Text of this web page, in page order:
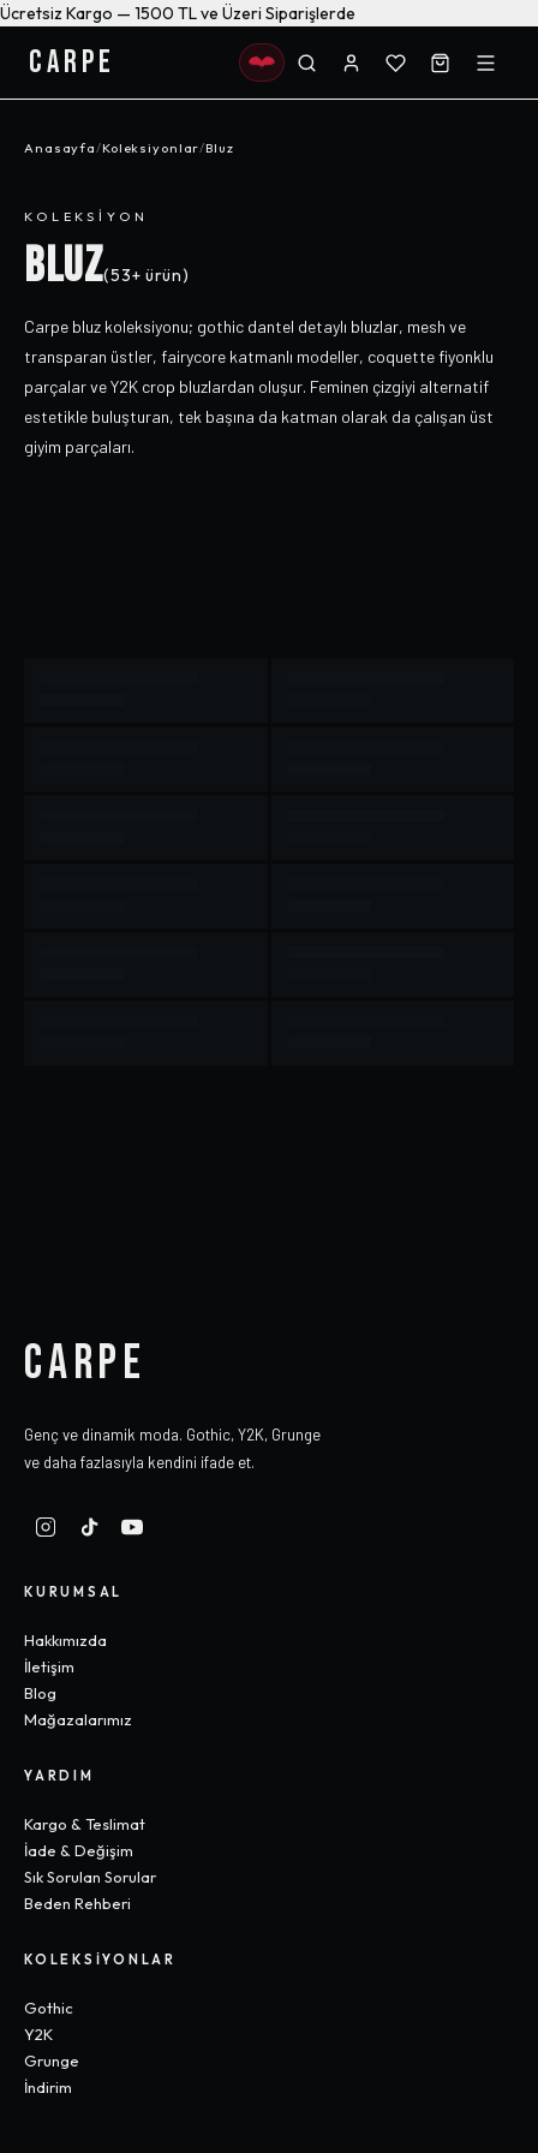
Ücretsiz Kargo — 1500 TL ve Üzeri Siparişlerde
CARPE
Anasayfa/Koleksiyonlar/Bluz
KOLEKSIYON
BLUZ(53+ ürün)
Carpe bluz koleksiyonu; gothic dantel detaylı bluzlar, mesh ve
transparan üstler, fairycore katmanlı modeller, coquette fiyonklu
parçalar ve Y2K crop bluzlardan oluşur. Feminen çizgiyi alternatif
estetikle buluşturan, tek başına da katman olarak da çalışan üst
giyim parçaları.
CARPE
Genç ve dinamik moda. Gothic, Y2K, Grunge
ve daha fazlasıyla kendini ifade et.
KURUMSAL
Hakkımızda
İletişim
Blog
Mağazalarımız
YARDIM
Kargo & Teslimat
İade & Değişim
Sık Sorulan Sorular
Beden Rehberi
KOLEKSIYONLAR
Gothic
Y2K
Grunge
İndirim